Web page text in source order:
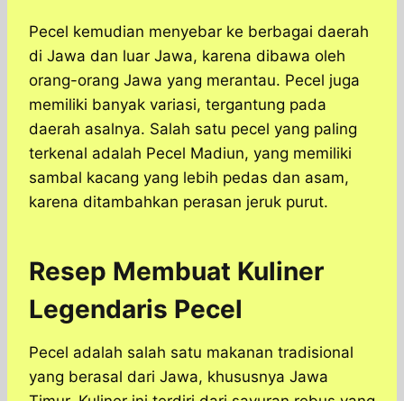
Pecel kemudian menyebar ke berbagai daerah
di Jawa dan luar Jawa, karena dibawa oleh
orang-orang Jawa yang merantau. Pecel juga
memiliki banyak variasi, tergantung pada
daerah asalnya. Salah satu pecel yang paling
terkenal adalah Pecel Madiun, yang memiliki
sambal kacang yang lebih pedas dan asam,
karena ditambahkan perasan jeruk purut.
Resep Membuat Kuliner
Legendaris Pecel
Pecel adalah salah satu makanan tradisional
yang berasal dari Jawa, khususnya Jawa